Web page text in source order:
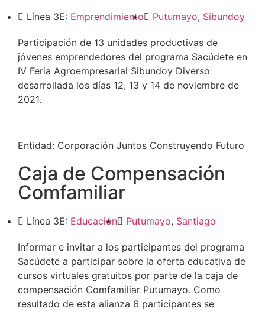
Línea 3E: Emprendimiento Putumayo, Sibundoy
Participación de 13 unidades productivas de
jóvenes emprendedores del programa Sacúdete en
IV Feria Agroempresarial Sibundoy Diverso
desarrollada los días 12, 13 y 14 de noviembre de
2021.
Entidad: Corporación Juntos Construyendo Futuro
Caja de Compensación
Comfamiliar
Línea 3E: Educación Putumayo, Santiago
Informar e invitar a los participantes del programa
Sacúdete a participar sobre la oferta educativa de
cursos virtuales gratuitos por parte de la caja de
compensación Comfamiliar Putumayo. Como
resultado de esta alianza 6 participantes se